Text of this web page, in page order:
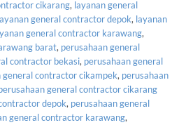
cikarang, layanan general
general contractor depok, layanan
general contractor karawang,
barat, perusahaan general
contractor bekasi, perusahaan general
general contractor cikampek, perusahaan
general contractor cikarang
depok, perusahaan general
general contractor karawang,